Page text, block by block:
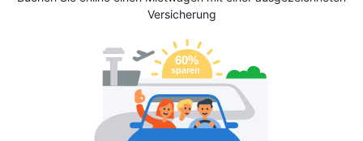
Versicherung